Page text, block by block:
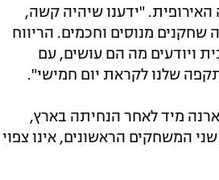
"ידענו שיהיה קשה,
מנוסים וחכמים. הריווח
ויודעים מה הם עושים, עם
שלנו לקראת יום חמישי".
מיד לאחר הנחיתה בארץ,
המשחקים הראשונים, אינו צפוי